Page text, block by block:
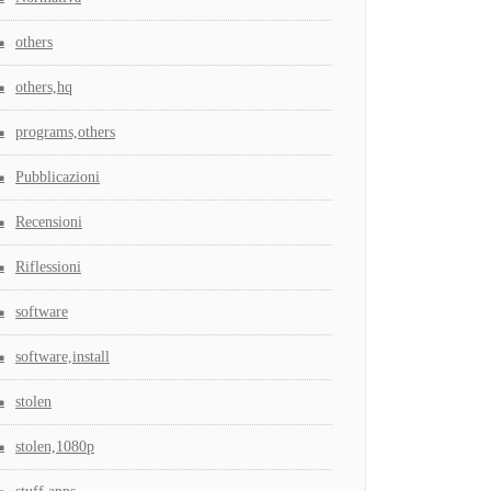
others
others,hq
programs,others
Pubblicazioni
Recensioni
Riflessioni
software
software,install
stolen
stolen,1080p